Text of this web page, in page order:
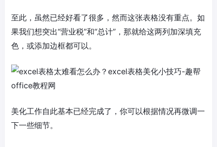
至此，虽然已经好看了很多，然而这张表格没有重点。如
果我们想突出“营业税”和“总计”，那就给这两列加深填充
色，或添加边框都可以。
美化工作自此基本已经完成了，你可以根据情况再微调一
下一些细节。